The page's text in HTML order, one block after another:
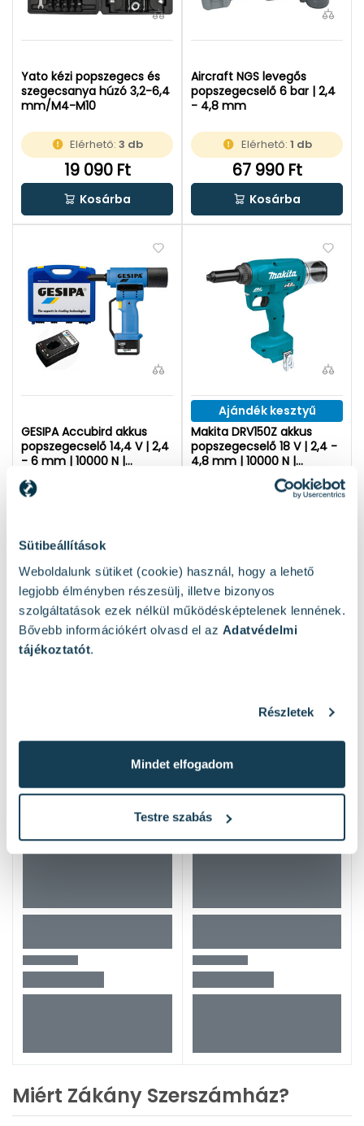
Sütibeállítások
Weboldalunk sütiket (cookie) használ, hogy a lehető
legjobb élményben részesülj, illetve bizonyos
szolgáltatások ezek nélkül működésképtelenek lennének.
Bővebb információkért olvasd el az Adatvédelmi
tájékoztatót.
Részletek
Mindet elfogadom
Testre szabás
Yato kézi popszegecs és
szegecsanya húzó 3,2-6,4
mm/M4-M10
Elérhető:3 db
19 090 Ft
Kosárba
Aircraft NGS levegős
popszegecselő 6 bar | 2,4
- 4,8 mm
Elérhető: 1 db
67 990 Ft
Kosárba
GESIPA Accubird akkus
popszegecselő 14,4 V | 2,4
- 6 mm | 10000 N |
Szénkefés | 1 x 2 Ah akku +
töltő | Kofferben
Kosárba
Ajándék kesztyű
Makita DRV150Z akkus
popszegecselő 18 V | 2,4 -
4,8 mm | 10000 N |
Szénkefementes | Akku és
2 db
1 2 3
Miért Zákány Szerszámház?